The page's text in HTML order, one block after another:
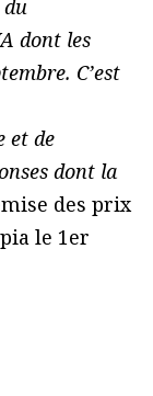
du
dont les
C’est
et de
dont la
des prix
le 1er